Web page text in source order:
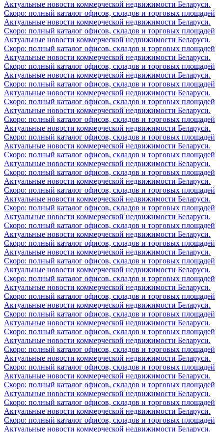
Актуальные новости коммерческой недвижимости Беларуси.
Скоро: полный каталог офисов, складов и торговых площадей
Актуальные новости коммерческой недвижимости Беларуси.
Скоро: полный каталог офисов, складов и торговых площадей
Актуальные новости коммерческой недвижимости Беларуси.
Скоро: полный каталог офисов, складов и торговых площадей
Актуальные новости коммерческой недвижимости Беларуси.
Скоро: полный каталог офисов, складов и торговых площадей
Актуальные новости коммерческой недвижимости Беларуси.
Скоро: полный каталог офисов, складов и торговых площадей
Актуальные новости коммерческой недвижимости Беларуси.
Скоро: полный каталог офисов, складов и торговых площадей
Актуальные новости коммерческой недвижимости Беларуси.
Скоро: полный каталог офисов, складов и торговых площадей
Актуальные новости коммерческой недвижимости Беларуси.
Скоро: полный каталог офисов, складов и торговых площадей
Актуальные новости коммерческой недвижимости Беларуси.
Скоро: полный каталог офисов, складов и торговых площадей
Актуальные новости коммерческой недвижимости Беларуси.
Скоро: полный каталог офисов, складов и торговых площадей
Актуальные новости коммерческой недвижимости Беларуси.
Скоро: полный каталог офисов, складов и торговых площадей
Актуальные новости коммерческой недвижимости Беларуси.
Скоро: полный каталог офисов, складов и торговых площадей
Актуальные новости коммерческой недвижимости Беларуси.
Скоро: полный каталог офисов, складов и торговых площадей
Актуальные новости коммерческой недвижимости Беларуси.
Скоро: полный каталог офисов, складов и торговых площадей
Актуальные новости коммерческой недвижимости Беларуси.
Скоро: полный каталог офисов, складов и торговых площадей
Актуальные новости коммерческой недвижимости Беларуси.
Скоро: полный каталог офисов, складов и торговых площадей
Актуальные новости коммерческой недвижимости Беларуси.
Скоро: полный каталог офисов, складов и торговых площадей
Актуальные новости коммерческой недвижимости Беларуси.
Скоро: полный каталог офисов, складов и торговых площадей
Актуальные новости коммерческой недвижимости Беларуси.
Скоро: полный каталог офисов, складов и торговых площадей
Актуальные новости коммерческой недвижимости Беларуси.
Скоро: полный каталог офисов, складов и торговых площадей
Актуальные новости коммерческой недвижимости Беларуси.
Скоро: полный каталог офисов, складов и торговых площадей
Актуальные новости коммерческой недвижимости Беларуси.
Скоро: полный каталог офисов, складов и торговых площадей
Актуальные новости коммерческой недвижимости Беларуси.
Скоро: полный каталог офисов, складов и торговых площадей
Актуальные новости коммерческой недвижимости Беларуси.
Скоро: полный каталог офисов, складов и торговых площадей
Актуальные новости коммерческой недвижимости Беларуси.